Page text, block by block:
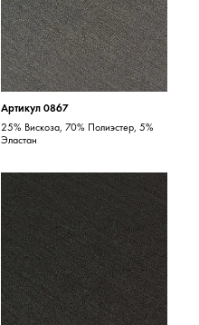
Артикул 0867
25% Вискоза, 70% Полиэстер, 5%
Эластан